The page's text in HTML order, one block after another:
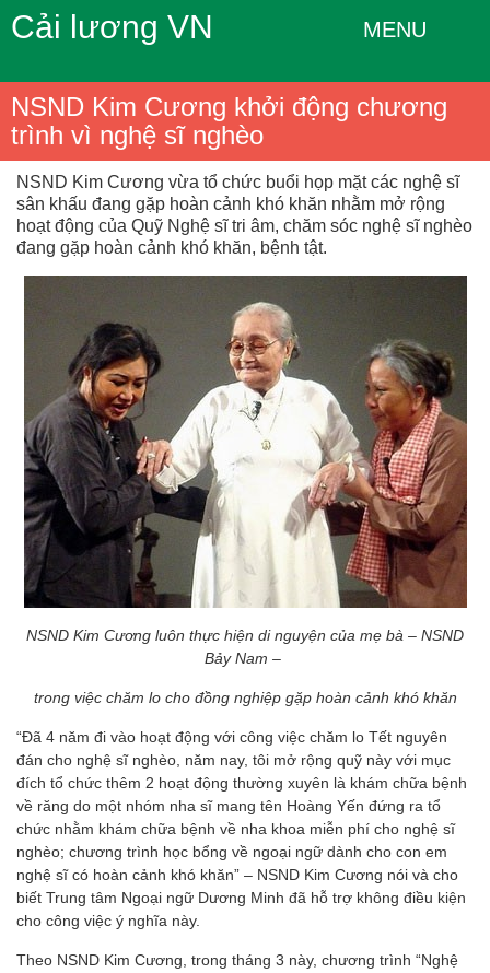
Cải lương VN MENU
NSND Kim Cương khởi động chương
trình vì nghệ sĩ nghèo
NSND Kim Cương vừa tổ chức buổi họp mặt các nghệ sĩ
sân khấu đang gặp hoàn cảnh khó khăn nhằm mở rộng
hoạt động của Quỹ Nghệ sĩ tri âm, chăm sóc nghệ sĩ nghèo
đang gặp hoàn cảnh khó khăn, bệnh tật.
NSND Kim Cương luôn thực hiện di nguyện của mẹ bà – NSND
Bảy Nam –
trong việc chăm lo cho đồng nghiệp gặp hoàn cảnh khó khăn
“Đã 4 năm đi vào hoạt động với công việc chăm lo Tết nguyên
đán cho nghệ sĩ nghèo, năm nay, tôi mở rộng quỹ này với mục
đích tổ chức thêm 2 hoạt động thường xuyên là khám chữa bệnh
về răng do một nhóm nha sĩ mang tên Hoàng Yến đứng ra tổ
chức nhằm khám chữa bệnh về nha khoa miễn phí cho nghệ sĩ
nghèo; chương trình học bổng về ngoại ngữ dành cho con em
nghệ sĩ có hoàn cảnh khó khăn” – NSND Kim Cương nói và cho
biết Trung tâm Ngoại ngữ Dương Minh đã hỗ trợ không điều kiện
cho công việc ý nghĩa này.
Theo NSND Kim Cương, trong tháng 3 này, chương trình “Nghệ